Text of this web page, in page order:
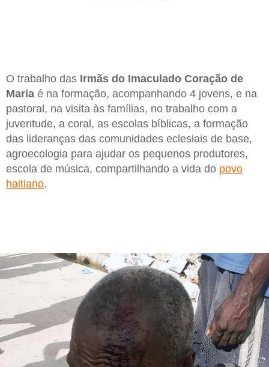
O trabalho das Irmãs do Imaculado Coração de
Maria é na formação, acompanhando 4 jovens, e na
pastoral, na visita às famílias, no trabalho com a
juventude, a coral, as escolas bíblicas, a formação
das lideranças das comunidades eclesiais de base,
agroecologia para ajudar os pequenos produtores,
escola de música, compartilhando a vida do povo
haitiano.